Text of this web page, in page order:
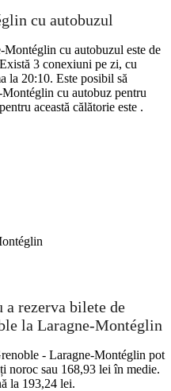
cu autobuzul
cu autobuzul este de
3 conexiuni pe zi, cu
la 20:10. Este posibil să
cu autobuz pentru
această călătorie este .
a rezerva bilete de
la Laragne-Montéglin
- Laragne-Montéglin pot
noroc sau 168,93 lei în medie.
la 193,24 lei.